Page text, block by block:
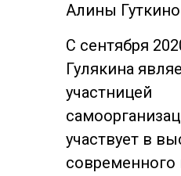
Алины
С сентября
Гулякина
участницей
участвует в
современного